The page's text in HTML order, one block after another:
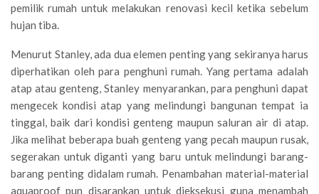
pemilik rumah untuk melakukan renovasi kecil ketika sebelum
hujan tiba.
Menurut Stanley, ada dua elemen penting yang sekiranya harus
diperhatikan oleh para penghuni rumah. Yang pertama adalah
atap atau genteng, Stanley menyarankan, para penghuni dapat
mengecek kondisi atap yang melindungi bangunan tempat ia
tinggal, baik dari kondisi genteng maupun saluran air di atap.
Jika melihat beberapa buah genteng yang pecah maupun rusak,
segerakan untuk diganti yang baru untuk melindungi barang-
barang penting didalam rumah. Penambahan material-material
aquaproof pun disarankan untuk dieksekusi guna menambah